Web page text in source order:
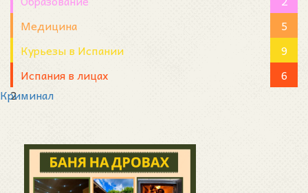
Медицина
5
Курьезы в Испании
9
Испания в лицах
6
Криминал
2